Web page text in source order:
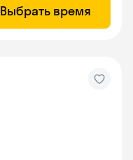
Выбрать время